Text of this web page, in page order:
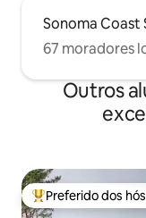
Sonoma Coast
67 moradores
Outros
Entre os melhores
Preferido dos